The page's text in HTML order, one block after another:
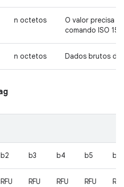
n octetos
O valor precisa
comando ISO
n octetos Dados brutos de
b2 b3 b4 b5 b6
RFU RFU RFU RFU RFU